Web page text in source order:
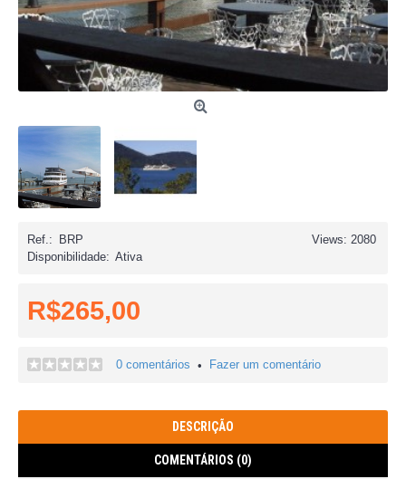
Views: 2080
Ref.:
BRP
Disponibilidade: Ativa
R$265,00
0 comentários • Fazer um comentário
DESCRIÇÃO
COMENTÁRIOS (0)